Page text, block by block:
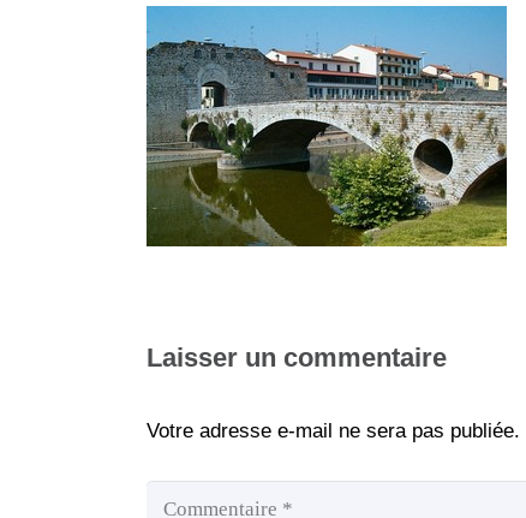
Laisser un commentaire
Votre adresse e-mail ne sera pas publiée.